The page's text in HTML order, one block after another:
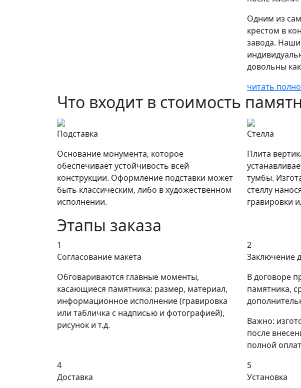
Одним из
крестом в
завода. Наши
довольны
читать
Что входит в стоимость
Подставка
Основание монумента, которое
обеспечивает устойчивость всей
конструкции. Оформление подставки может
быть классическим, либо в художественном
исполнении.
Стелла
Плита
тумбы.
стеллу
гравировки
Этапы заказа
1
Согласование макета
Обговариваются главные моменты,
касающиеся памятника: размер, материал,
информационное исполнение (гравировка
или табличка с надписью и фотографией),
рисунок и т.д.
2
Заключение
В договоре
памятника,
Важно:
после
полной
4
Доставка
5
Установка